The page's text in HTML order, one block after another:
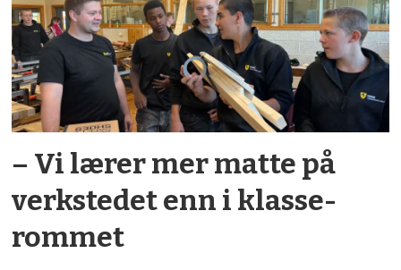
– Vi lærer mer matte på
verkstedet enn i klasse­
rommet